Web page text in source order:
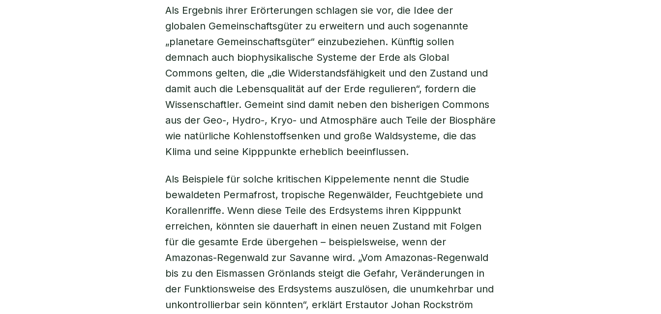
Als Ergebnis ihrer Erörterungen schlagen sie vor, die Idee der
globalen Gemeinschaftsgüter zu erweitern und auch sogenannte
„planetare Gemeinschaftsgüter“ einzubeziehen. Künftig sollen
demnach auch biophysikalische Systeme der Erde als Global
Commons gelten, die „die Widerstandsfähigkeit und den Zustand und
damit auch die Lebensqualität auf der Erde regulieren“, fordern die
Wissenschaftler. Gemeint sind damit neben den bisherigen Commons
aus der Geo-, Hydro-, Kryo- und Atmosphäre auch Teile der Biosphäre
wie natürliche Kohlenstoffsenken und große Waldsysteme, die das
Klima und seine Kipppunkte erheblich beeinflussen.
Als Beispiele für solche kritischen Kippelemente nennt die Studie
bewaldeten Permafrost, tropische Regenwälder, Feuchtgebiete und
Korallenriffe. Wenn diese Teile des Erdsystems ihren Kipppunkt
erreichen, könnten sie dauerhaft in einen neuen Zustand mit Folgen
für die gesamte Erde übergehen – beispielsweise, wenn der
Amazonas-Regenwald zur Savanne wird. „Vom Amazonas-Regenwald
bis zu den Eismassen Grönlands steigt die Gefahr, Veränderungen in
der Funktionsweise des Erdsystems auszulösen, die unumkehrbar und
unkontrollierbar sein könnten“, erklärt Erstautor Johan Rockström